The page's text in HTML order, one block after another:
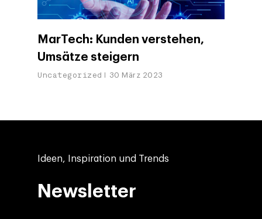
MarTech: Kunden verstehen,
Umsätze steigern
Uncategorized 30 März 2023
Ideen, Inspiration und Trends
Newsletter